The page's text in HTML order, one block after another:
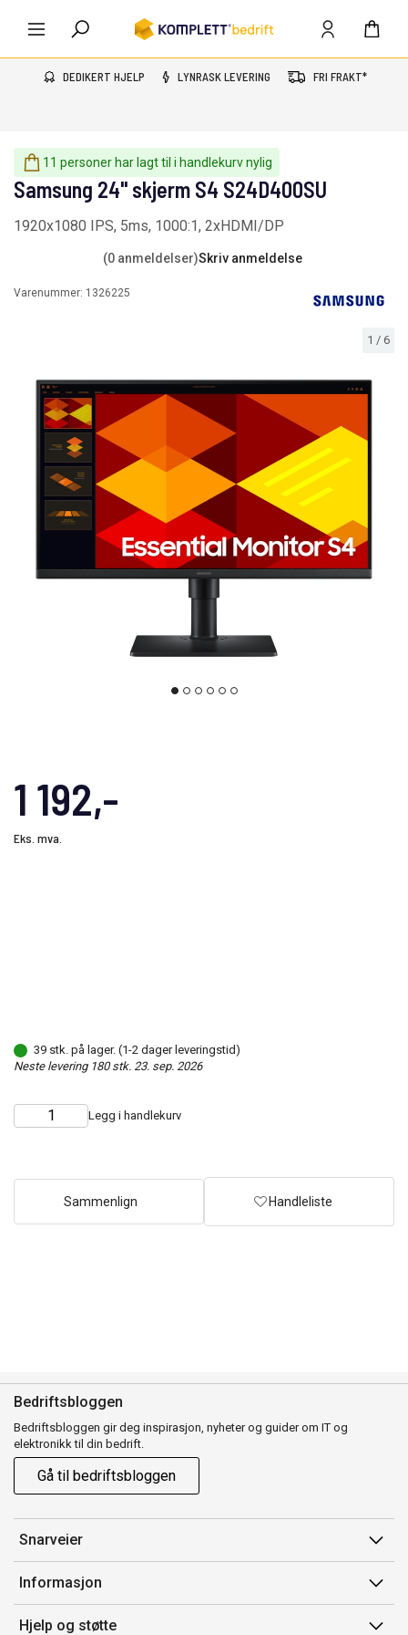
DEDIKERT HJELP LYNRASK LEVERING FRI FRAKT*
11 personer har lagt til i handlekurv nylig
1 / 6
Samsung 24" skjerm S4 S24D400SU
1920x1080 IPS, 5ms, 1000:1, 2xHDMI/DP
(0 anmeldelser)Skriv anmeldelse
Varenummer: 1326225
1 192,-
Eks. mva.
39 stk. på lager. (1-2 dager leveringstid)
Neste levering 180 stk. 23. sep. 2026
Choose
Quantity Legg i handlekurv
Sammenlign Handleliste
Bedriftsbloggen
Bedriftsbloggen gir deg inspirasjon, nyheter og guider om IT og
elektronikk til din bedrift.
Gå til bedriftsbloggen
Snarveier
Min side
Ordreoversikt
Informasjon
Salgsbetingelser
Hjelp og støtte